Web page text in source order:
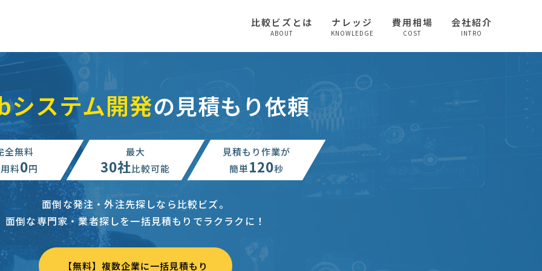
比較ビズとは
ABOUT
ナレッジ
KNOWLEDGE
費用相場
COST
会社紹介
INTRO
システム開発の見積もり依頼
全無料
料0円
最大
30社比較可能
見積もり作業が
簡単120秒
面倒な発注・外注先探しなら比較ビズ。
面倒な専門家・業者探しを一括見積もりでラクラクに！
【無料】複数企業に一括見積もり